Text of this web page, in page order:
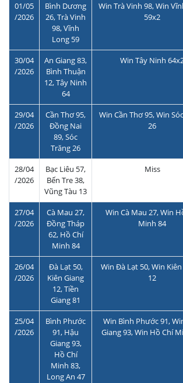
01/05
/2026
Bình Dương
26, Trà Vinh
98, Vĩnh
Long 59
Win Trà Vinh 98, Win
59x2
30/04
/2026
An Giang 83,
Bình Thuận
12, Tây Ninh
64
Win Tây Ninh
29/04
/2026
Cần Thơ 95,
Đồng Nai
89, Sóc
Trăng 26
Win Cần Thơ 95, Win
26
28/04
/2026
Bạc Liêu 57,
Bến Tre 38,
Vũng Tàu 13
Miss
27/04
/2026
Cà Mau 27,
Đồng Tháp
62, Hồ Chí
Minh 84
Win Cà Mau 27, Win
Minh 84
26/04
/2026
Đà Lạt 50,
Kiên Giang
12, Tiền
Giang 81
Win Đà Lạt 50, Win
12
25/04
/2026
Bình Phước
91, Hậu
Giang 93,
Hồ Chí
Minh 83,
Long An 47
Win Bình Phước 91,
Giang 93, Win Hồ Chí